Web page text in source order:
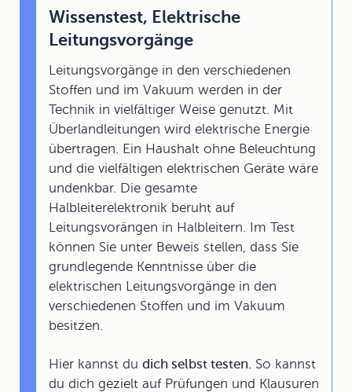
Wissenstest, Elektrische
Leitungsvorgänge
Leitungsvorgänge in den verschiedenen
Stoffen und im Vakuum werden in der
Technik in vielfältiger Weise genutzt. Mit
Überlandleitungen wird elektrische Energie
übertragen. Ein Haushalt ohne Beleuchtung
und die vielfältigen elektrischen Geräte wäre
undenkbar. Die gesamte
Halbleiterelektronik beruht auf
Leitungsvorängen in Halbleitern. Im Test
können Sie unter Beweis stellen, dass Sie
grundlegende Kenntnisse über die
elektrischen Leitungsvorgänge in den
verschiedenen Stoffen und im Vakuum
besitzen.
Hier kannst du dich selbst testen. So kannst
du dich gezielt auf Prüfungen und Klausuren